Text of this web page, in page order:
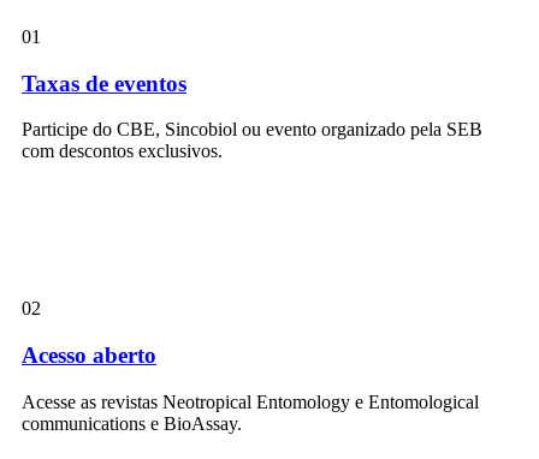
01
Taxas de eventos
Participe do CBE, Sincobiol ou evento organizado pela SEB
com descontos exclusivos.
02
Acesso aberto
Acesse as revistas Neotropical Entomology e Entomological
communications e BioAssay.